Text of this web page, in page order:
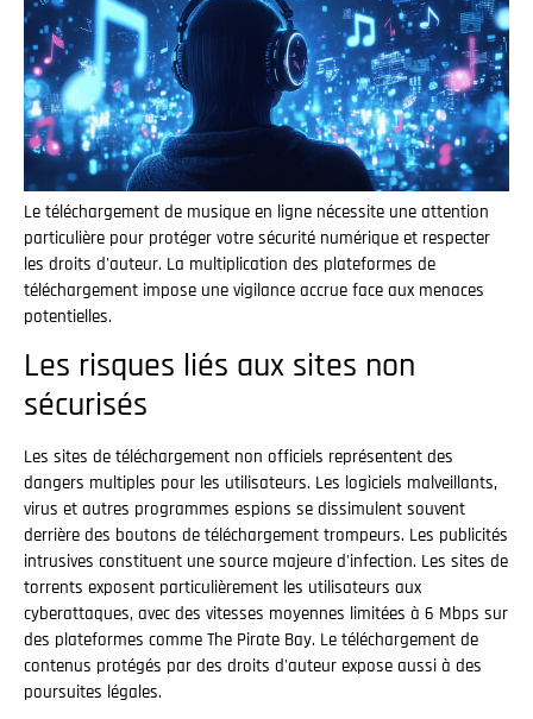
Le téléchargement de musique en ligne nécessite une attention
particulière pour protéger votre sécurité numérique et respecter
les droits d'auteur. La multiplication des plateformes de
téléchargement impose une vigilance accrue face aux menaces
potentielles.
Les risques liés aux sites non
sécurisés
Les sites de téléchargement non officiels représentent des
dangers multiples pour les utilisateurs. Les logiciels malveillants,
virus et autres programmes espions se dissimulent souvent
derrière des boutons de téléchargement trompeurs. Les publicités
intrusives constituent une source majeure d'infection. Les sites de
torrents exposent particulièrement les utilisateurs aux
cyberattaques, avec des vitesses moyennes limitées à 6 Mbps sur
des plateformes comme The Pirate Bay. Le téléchargement de
contenus protégés par des droits d'auteur expose aussi à des
poursuites légales.